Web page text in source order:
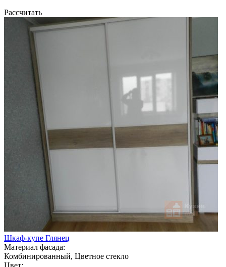
Рассчитать
Шкаф-купе Глянец
Материал фасада:
Комбинированный, Цветное стекло
Цвет: